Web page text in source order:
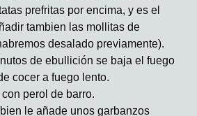
prefritas por encima, y es el
tambien las mollitas de
desalado previamente).
de ebullición se baja el fuego
cocer a fuego lento.
perol de barro.
le añade unos garbanzos